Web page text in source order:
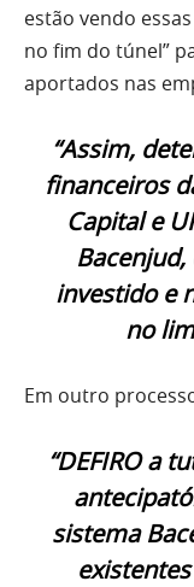
estão vendo
no fim do túnel”
aportados nas
“Assim,
financeiros
Capital e
investido e
no
Em outro
“DEFIRO a
sistema